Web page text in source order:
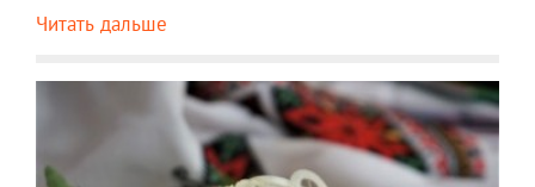
Читать дальше